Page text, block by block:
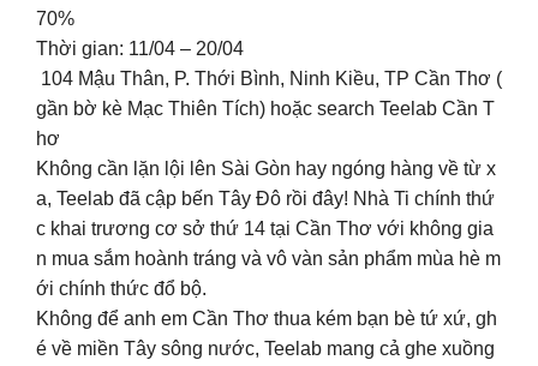
70%
Thời gian: 11/04 – 20/04
104 Mậu Thân, P. Thới Bình, Ninh Kiều, TP Cần Thơ (
gần bờ kè Mạc Thiên Tích) hoặc search Teelab Cần T
hơ
Không cần lặn lội lên Sài Gòn hay ngóng hàng về từ x
a, Teelab đã cập bến Tây Đô rồi đây! Nhà Ti chính thứ
c khai trương cơ sở thứ 14 tại Cần Thơ với không gia
n mua sắm hoành tráng và vô vàn sản phẩm mùa hè m
ới chính thức đổ bộ.
Không để anh em Cần Thơ thua kém bạn bè tứ xứ, gh
é về miền Tây sông nước, Teelab mang cả ghe xuồng